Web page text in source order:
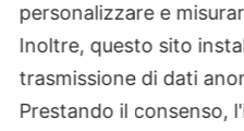
personalizzare e
Inoltre, questo sito
trasmissione di dati
Prestando il consenso,